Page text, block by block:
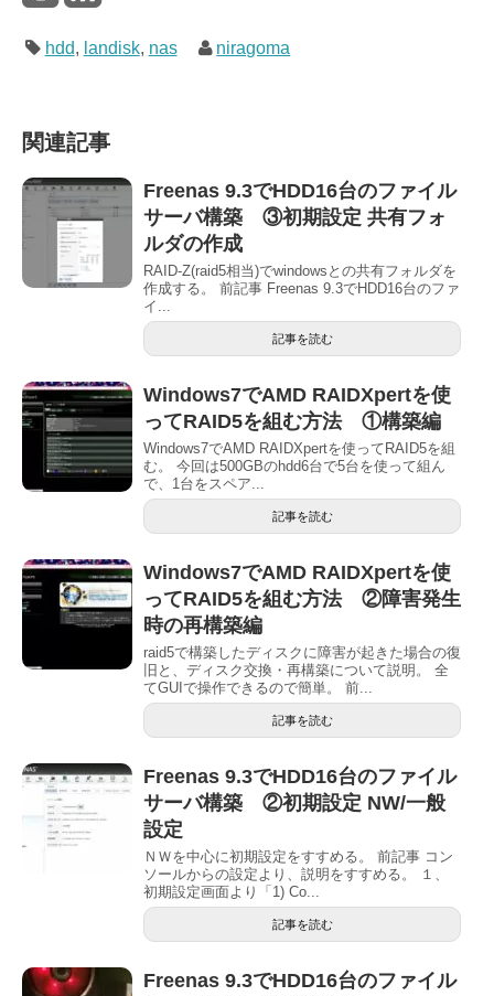
hdd, landisk, nas niragoma
関連記事
Freenas 9.3でHDD16台のファイル
サーバ構築 ③初期設定 共有フォ
ルダの作成
RAID-Z(raid5相当)でwindowsとの共有フォルダを
作成する。 前記事 Freenas 9.3でHDD16台のファ
イ...
記事を読む
Windows7でAMD RAIDXpertを使
ってRAID5を組む方法 ①構築編
Windows7でAMD RAIDXpertを使ってRAID5を組
む。 今回は500GBのhdd6台で5台を使って組ん
で、1台をスペア...
記事を読む
Windows7でAMD RAIDXpertを使
ってRAID5を組む方法 ②障害発生
時の再構築編
raid5で構築したディスクに障害が起きた場合の復
旧と、ディスク交換・再構築について説明。 全
てGUIで操作できるので簡単。 前...
記事を読む
Freenas 9.3でHDD16台のファイル
サーバ構築 ②初期設定 NW/一般
設定
ＮＷを中心に初期設定をすすめる。 前記事 コン
ソールからの設定より、説明をすすめる。 １、
初期設定画面より「1) Co...
記事を読む
Freenas 9.3でHDD16台のファイル